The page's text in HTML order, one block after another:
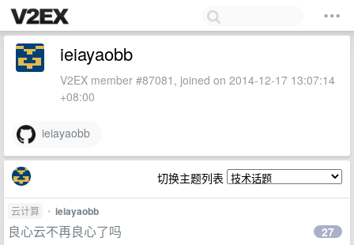
ieiayaobb
V2EX member #87081, joined on 2014-12-17 13:07:14
+08:00
ieiayaobb
切换主题列表
云计算 • ieiayaobb
良心云不再良心了吗 27